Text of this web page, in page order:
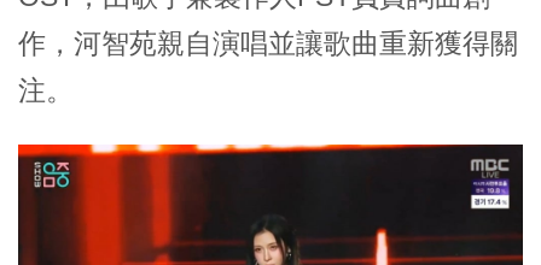
作， 河智苑親自演唱並讓歌曲重新獲得關
注。